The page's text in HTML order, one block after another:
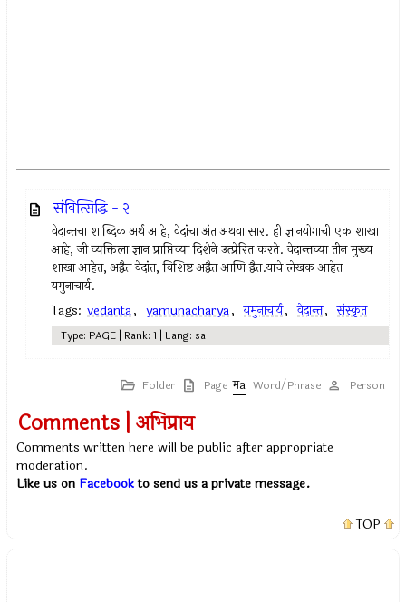
संवित्सिद्धि - २
वेदान्तचा शाब्दिक अर्थ आहे, वेदांचा अंत अथवा सार. ही ज्ञानयोगाची एक शाखा
आहे, जी व्यक्तिला ज्ञान प्राप्तिच्या दिशेने उत्प्रेरित करते. वेदान्तच्या तीन मुख्य
शाखा आहेत, अद्वैत वेदांत, विशिष्ट अद्वैत आणि द्वैत.याचे लेखक आहेत
यमुनाचार्य.
Tags: vedanta, yamunacharya, यमुनाचार्य, वेदान्त, संस्कृत
Type: PAGE | Rank: 1 | Lang: sa
Folder Page Word/Phrase Person
Comments | अभिप्राय
Comments written here will be public after appropriate
moderation.
Like us on Facebookto send us a private message.
TOP